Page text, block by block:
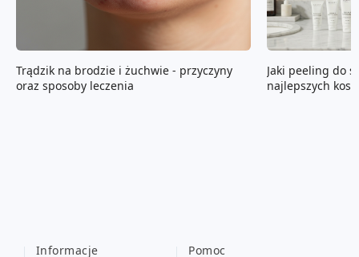
Trądzik na brodzie i żuchwie - przyczyny
oraz sposoby leczenia
Jaki peeling do
najlepszych
Informacje Pomoc